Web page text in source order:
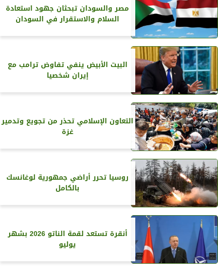
مصر والسودان تبحثان جهود استعادة
السلام والاستقرار في السودان
البيت الأبيض ينفي تفاوض ترامب مع
إيران شخصيا
التعاون الإسلامي تحذر من تجويع وتدمير
غزة
روسيا تحرر أراضي جمهورية لوغانسك
بالكامل
أنقرة تستعد لقمة الناتو 2026 بشهر
يوليو